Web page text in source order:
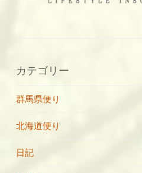
カテゴリー
群馬県便り
北海道便り
日記